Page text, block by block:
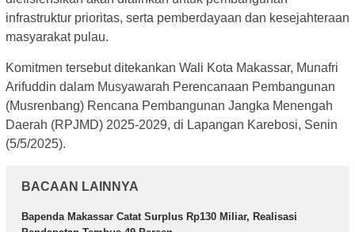
infrastruktur prioritas, serta pemberdayaan dan kesejahteraan
masyarakat pulau.
Komitmen tersebut ditekankan Wali Kota Makassar, Munafri
Arifuddin dalam Musyawarah Perencanaan Pembangunan
(Musrenbang) Rencana Pembangunan Jangka Menengah
Daerah (RPJMD) 2025-2029, di Lapangan Karebosi, Senin
(5/5/2025).
BACAAN LAINNYA
Bapenda Makassar Catat Surplus Rp130 Miliar, Realisasi